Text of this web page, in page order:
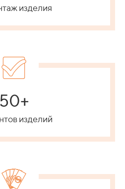
изделия
50+
изделий